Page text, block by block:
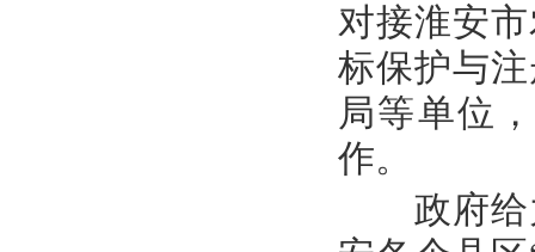
对接淮安
标保护与
局等单位
作。
政府给力